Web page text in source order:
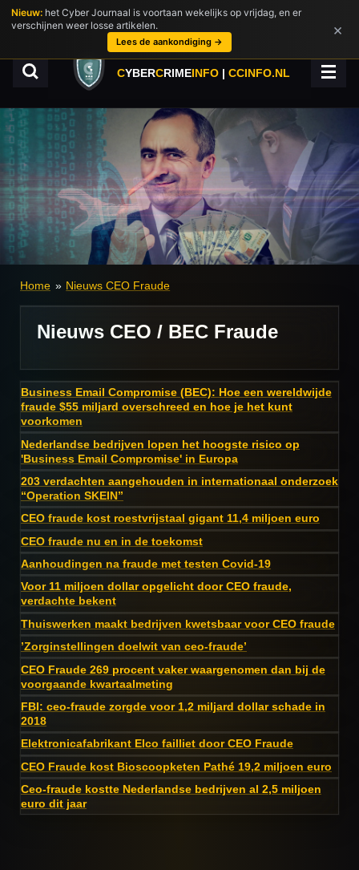
Ga
direct
hoofdinhoud
CYBERCRIMEINFO | CCINFO.NL
Home » Nieuws CEO Fraude
Nieuws CEO / BEC Fraude
Business Email Compromise (BEC): Hoe een wereldwijde
fraude $55 miljard overschreed en hoe je het kunt
voorkomen
Nederlandse bedrijven lopen het hoogste risico op
'Business Email Compromise' in Europa
203 verdachten aangehouden in internationaal onderzoek
“Operation SKEIN”
CEO fraude kost roestvrijstaal gigant 11,4 miljoen euro
CEO fraude nu en in de toekomst
Aanhoudingen na fraude met testen Covid-19
Voor 11 miljoen dollar opgelicht door CEO fraude,
verdachte bekent
Thuiswerken maakt bedrijven kwetsbaar voor CEO fraude
’Zorginstellingen doelwit van ceo-fraude’
CEO Fraude 269 procent vaker waargenomen dan bij de
voorgaande kwartaalmeting
FBI: ceo-fraude zorgde voor 1,2 miljard dollar schade in
2018
Elektronicafabrikant Elco failliet door CEO Fraude
CEO Fraude kost Bioscoopketen Pathé 19,2 miljoen euro
Ceo-fraude kostte Nederlandse bedrijven al 2,5 miljoen
euro dit jaar
Nieuw: het Cyber Journaal is voortaan wekelijks op vrijdag, en er
verschijnen weer losse artikelen.
Lees de aankondiging →
×